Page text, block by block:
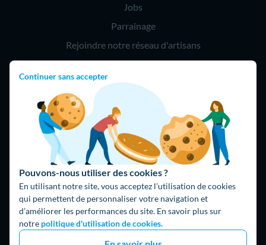
Continuer sans accepter
Pouvons-nous utiliser des cookies ?
En utilisant notre site, vous acceptez l’utilisation de cookies
qui permettent de personnaliser votre navigation et
d’améliorer les performances du site. En savoir plus sur
notre politique d'utilisation de cookies.
Jobs
Parrainage
Rejoindre notre réseau d'artisans
09 75 18 60 60
(8h-21h)
75018 Paris
Fait avec ⚡ par Hello Watt
© 2026 Hello Watt |CGU|Mentions légales